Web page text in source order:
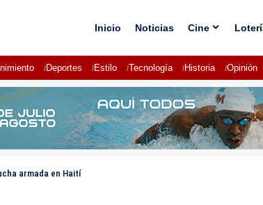
Inicio Noticias Cine
Deportes Estilo Tecnología Historia Opinión
armada en Haití